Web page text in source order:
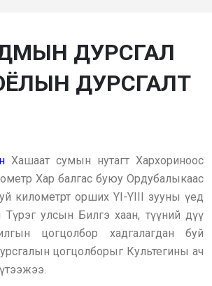
ДУРСГАЛ
ДУРСГАЛТ
Хашаат сумын нутагт Хархориноос
Хар балгас буюу Ордубалыкаас
километрт орших YI-YIII зууны үед
улсын Билгэ хаан, түүний дүү
цогцолбор хадгалагдан буй
цогцолборыг Культегины ач